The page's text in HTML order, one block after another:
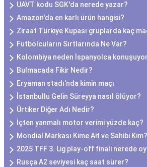
UAVT kodu SGK'da nerede yazar?
Amazon'da en karlı ürün hangisi?
Ziraat Türkiye Kupası gruplarda kaç
Futbolcuların Sırtlarında Ne Var?
Kolombiya neden İspanyolca
Bulmacada Fikir Nedir?
Eryaman stadı'nda kimin maçı
İstanbullu Gelin Süreyya nasıl ölüyor?
Ürtiker Diğer Adı Nedir?
İçten yanmalı motor verimi yüzde kaç?
Mondial Markası Kime Ait ve Sahibi Kim?
2025 TFF 3. Lig play-off finali nerede
Rusça A2 seviyesi kaç saat sürer?